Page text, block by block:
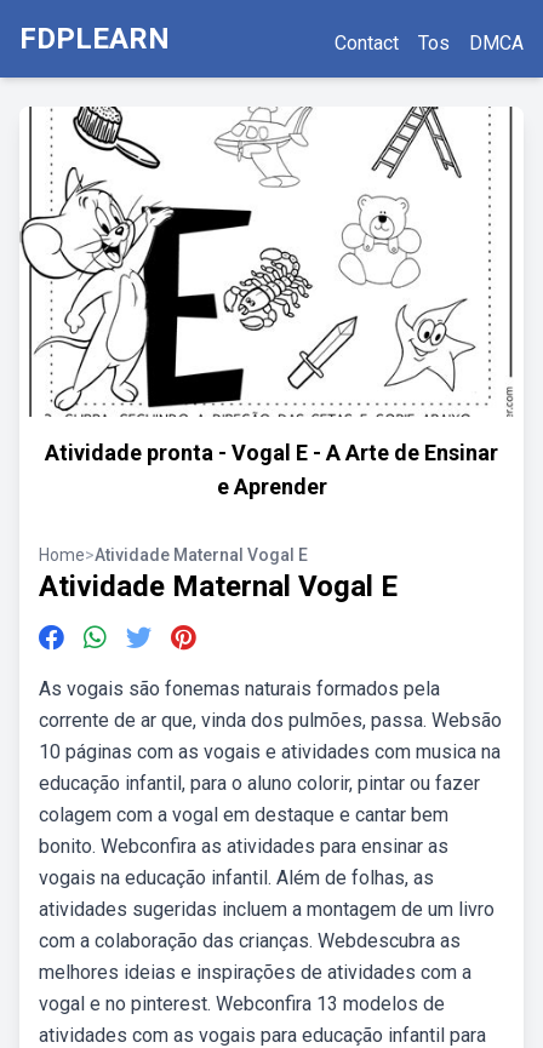
FDPLEARN Contact Tos DMCA
Atividade pronta - Vogal E - A Arte de Ensinar
e Aprender
Home>Atividade Maternal Vogal E
Atividade Maternal Vogal E
As vogais são fonemas naturais formados pela
corrente de ar que, vinda dos pulmões, passa. Websão
10 páginas com as vogais e atividades com musica na
educação infantil, para o aluno colorir, pintar ou fazer
colagem com a vogal em destaque e cantar bem
bonito. Webconfira as atividades para ensinar as
vogais na educação infantil. Além de folhas, as
atividades sugeridas incluem a montagem de um livro
com a colaboração das crianças. Webdescubra as
melhores ideias e inspirações de atividades com a
vogal e no pinterest. Webconfira 13 modelos de
atividades com as vogais para educação infantil para